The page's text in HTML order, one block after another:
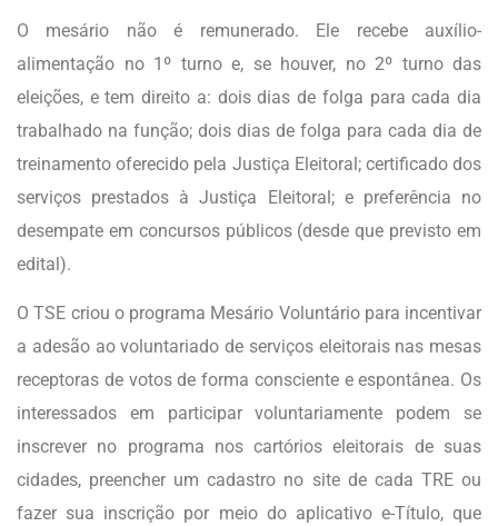
O mesário não é remunerado. Ele recebe auxílio-
alimentação no 1º turno e, se houver, no 2º turno das
eleições, e tem direito a: dois dias de folga para cada dia
trabalhado na função; dois dias de folga para cada dia de
treinamento oferecido pela Justiça Eleitoral; certificado dos
serviços prestados à Justiça Eleitoral; e preferência no
desempate em concursos públicos (desde que previsto em
edital).
O TSE criou o programa Mesário Voluntário para incentivar
a adesão ao voluntariado de serviços eleitorais nas mesas
receptoras de votos de forma consciente e espontânea. Os
interessados em participar voluntariamente podem se
inscrever no programa nos cartórios eleitorais de suas
cidades, preencher um cadastro no site de cada TRE ou
fazer sua inscrição por meio do aplicativo e-Título, que